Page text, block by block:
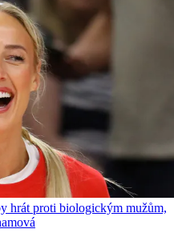
hrát proti biologickým mužům,